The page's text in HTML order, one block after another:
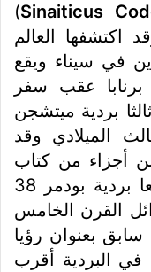
Sinaiticus
)
اكتشفها العالم
في سيناء ويقع
عقب سفر
بردية ميتشجن
الميلادي وقد
وتتضمن أجزاء من كتاب
الراعي مع بعض الفراغات. رابعا بردية بودمر 38
القرن الخامس
بعنوان رؤيا
في البردية أقرب